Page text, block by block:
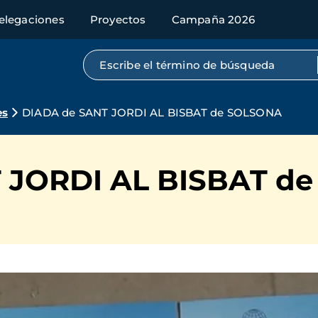
Proyectos Campaña 2026
Búsqueda por texto completo
DIADA de SANT JORDI AL BISBAT de SOLSONA
AL BISBAT